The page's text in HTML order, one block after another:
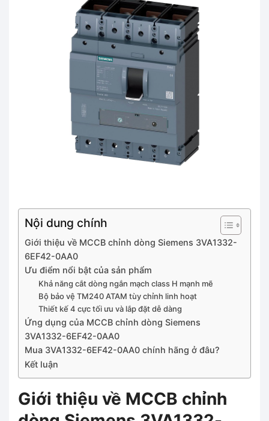
Nội dung chính
Giới thiệu về MCCB chỉnh dòng Siemens 3VA1332-
6EF42-0AA0
Ưu điểm nổi bật của sản phẩm
Khả năng cắt dòng ngắn mạch class H mạnh mẽ
Bộ bảo vệ TM240 ATAM tùy chỉnh linh hoạt
Thiết kế 4 cực tối ưu và lắp đặt dễ dàng
Ứng dụng của MCCB chỉnh dòng Siemens
3VA1332-6EF42-0AA0
Mua 3VA1332-6EF42-0AA0 chính hãng ở đâu?
Kết luận
Giới thiệu về MCCB chỉnh